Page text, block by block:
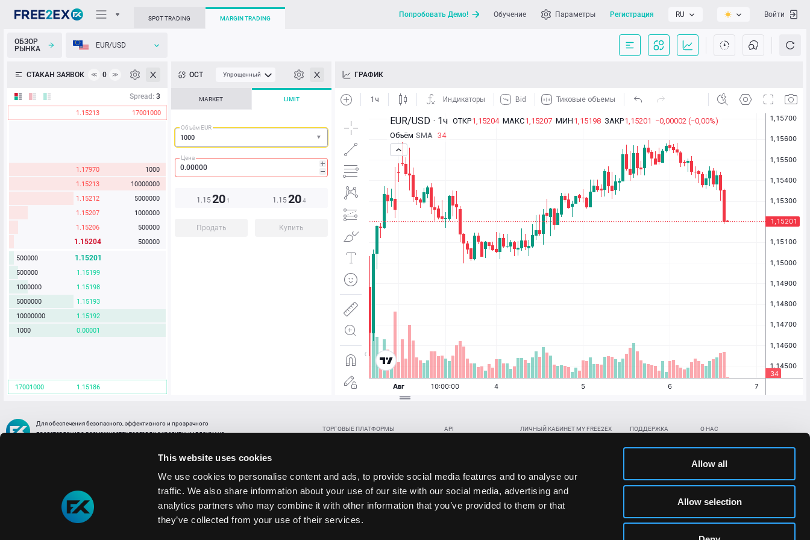
This website uses cookies
We use cookies to personalise content and ads, to provide social media features and to analyse our
traffic. We also share information about your use of our site with our social media, advertising and
analytics partners who may combine it with other information that you’ve provided to them or that
they’ve collected from your use of their services.
Allow all
Allow selection
Heatmap Отправить запрос / Написать нам
База знаний
SPOT TRADING MARGIN TRADING Попробовать Демо! Обучение Параметры Регистрация RU Войти
ОБЗОР
РЫНКА
EUR/USD
СТАКАН ЗАЯВОК ≪ 0 ≫
Spread: 3
1.15213 17001000
1.17970
1000
1.15213
10000000
1.15212
5000000
1.15207
1000000
1.15206
500000
1.15204 500000
1.15201
500000
1.15199
500000
1.15198
1000000
1.15193
5000000
1.15192
10000000
0.00001
1000
1.15186
17001000
ОСТ Упрощенный
MARKET LIMIT
Объём EUR
Цена
1.1520 1 1.15204
Продать Купить
ГРАФИК
ТОРГОВЫЕ ПЛАТФОРМЫ
Приложение TickTrader для iOS
API
FIX API
ЛИЧНЫЙ КАБИНЕТ MY FREE2EX
Партнерская ссылка
Восстановить пароль/ПИН-код
ПОДДЕРЖКА
О НАС
Политика конфиденциальности
Раскрытие рисков
Для обеспечения безопасного, эффективного и прозрачного
представления о возможностях торговли с кредитным плечом на
платформе являются цифровыми токенами, представляющими
Информация о рисках
1. Деятельность, связанная со сделками (операциями) с токенами связана
с высоким уровнем риска полной потери денежных средств и иных объектов гражданских прав (инвестиций), переданных в обмен на токены (в том числе в результате волатильности стоимости токенов;
технических сбоев (ошибок); совершения противоправных действий, включая хищение).